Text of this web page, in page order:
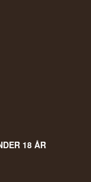
18 ÅR